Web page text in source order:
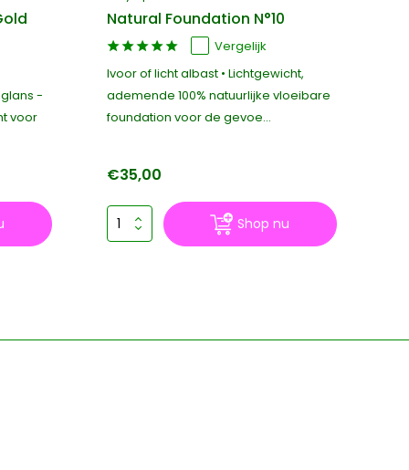
-
voor
Natural Foundation N°10
Vergelijk
Ivoor of licht albast • Lichtgewicht,
ademende 100% natuurlijke vloeibare
foundation voor de gevoe...
€35,00
Shop nu